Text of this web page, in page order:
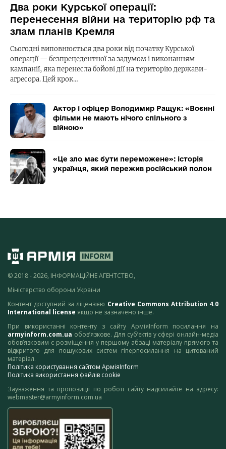
Два роки Курської операції:
перенесення війни на територію рф та
злам планів Кремля
Сьогодні виповнюється два роки від початку Курської
операції — безпрецедентної за задумом і виконанням
кампанії, яка перенесла бойові дії на територію держави-
агресора. Цей крок…
Актор і офіцер Володимир Ращук: «Воєнні
фільми не мають нічого спільного з
війною»
«Це зло має бути переможене»: історія
українця, який пережив російський полон
© 2018 - 2026, ІНФОРМАЦІЙНЕ АГЕНТСТВО,
Міністерство оборони України
Контент доступний за ліцензією Creative Commons Attribution 4.0
International license якщо не зазначено інше.
При використанні контенту з сайту АрміяInform посилання на
armyinform.com.ua обов’язкове. Для суб’єктів у сфері онлайн-медіа
обов’язковим є розміщення у першому абзаці матеріалу прямого та
відкритого для пошукових систем гіперпосилання на цитований
матеріал.
Політика користування сайтом АрміяInform
Політика використання файлів cookie
Зауваження та пропозиції по роботі сайту надсилайте на адресу:
webmaster@armyinform.com.ua